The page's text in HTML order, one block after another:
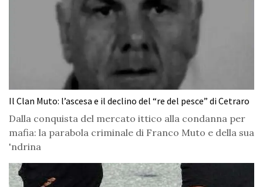
Il Clan Muto: l’ascesa e il declino del “re del pesce” di Cetraro
Dalla conquista del mercato ittico alla condanna per
mafia: la parabola criminale di Franco Muto e della sua
'ndrina